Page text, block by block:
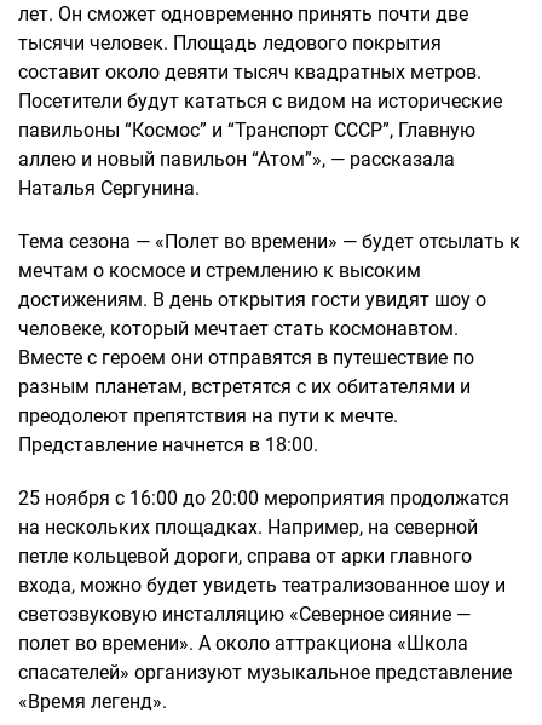
лет. Он сможет одновременно принять почти две
тысячи человек. Площадь ледового покрытия
составит около девяти тысяч квадратных метров.
Посетители будут кататься с видом на исторические
павильоны “Космос” и “Транспорт СССР”, Главную
аллею и новый павильон “Атом”», — рассказала
Наталья Сергунина.
Тема сезона — «Полет во времени» — будет отсылать к
мечтам о космосе и стремлению к высоким
достижениям. В день открытия гости увидят шоу о
человеке, который мечтает стать космонавтом.
Вместе с героем они отправятся в путешествие по
разным планетам, встретятся с их обитателями и
преодолеют препятствия на пути к мечте.
Представление начнется в 18:00.
25 ноября с 16:00 до 20:00 мероприятия продолжатся
на нескольких площадках. Например, на северной
петле кольцевой дороги, справа от арки главного
входа, можно будет увидеть театрализованное шоу и
светозвуковую инсталляцию «Северное сияние —
полет во времени». А около аттракциона «Школа
спасателей» организуют музыкальное представление
«Время легенд».